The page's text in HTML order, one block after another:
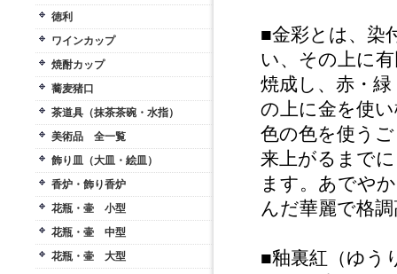
徳利
ワインカップ
焼酎カップ
蕎麦猪口
茶道具（抹茶茶碗・水指）
美術品 全一覧
飾り皿（大皿・絵皿）
香炉・飾り香炉
花瓶・壷 小型
花瓶・壷 中型
花瓶・壷 大型
■金彩とは、染
い、その上に
焼成し、赤・
の上に金を使
色の色を使う
来上がるまで
ます。あでや
んだ華麗で格
■釉裏紅（ゆう